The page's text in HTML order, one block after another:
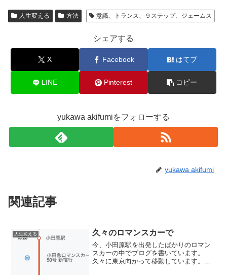
人生変える 方法 意識、トランス、９ステップ、ジェームス
シェアする
X Facebook はてブ
LINE Pinterest コピー
yukawa akifumiをフォローする
yukawa akifumi
関連記事
人生変える 久々のロマンスカーで
今、小田原駅を出発したばかりのロマン
スカーの中でブログを書いています。
久々に東京向かって移動しています。な